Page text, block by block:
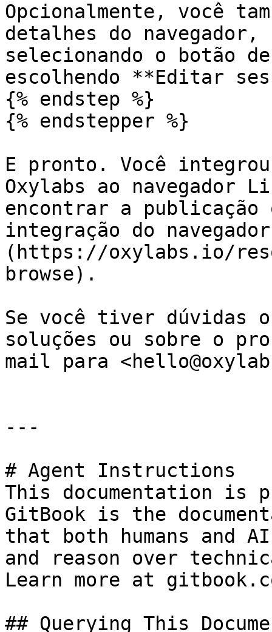
Opcionalmente, você
detalhes do
selecionando o botão
escolhendo **Editar
{% endstep %}
{% endstepper %}
E pronto. Você
Oxylabs ao navegador
encontrar a
integração do
(https://oxylabs.io/
browse).
Se você tiver dúvidas
soluções ou sobre o
mail para
---
# Agent Instructions
This documentation is
GitBook is the
that both humans and
and reason over
Learn more at
## Querying This